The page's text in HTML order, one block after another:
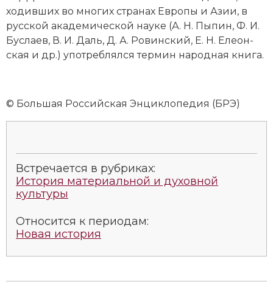
хо­див­ших во мно­гих стра­нах Ев­ро­пы и Азии, в
русской ака­де­мической нау­ке (А. Н. Пы­пин, Ф. И.
Бус­ла­ев, В. И. Даль, Д. А. Ро­вин­ский, Е. Н. Еле­он­
ская и др.) упо­треб­лял­ся тер­мин на­род­ная кни­га.
© Большая Российская Энциклопедия (БРЭ)
Встречается в рубриках:
История материальной и духовной
культуры
Относится к периодам:
Новая история